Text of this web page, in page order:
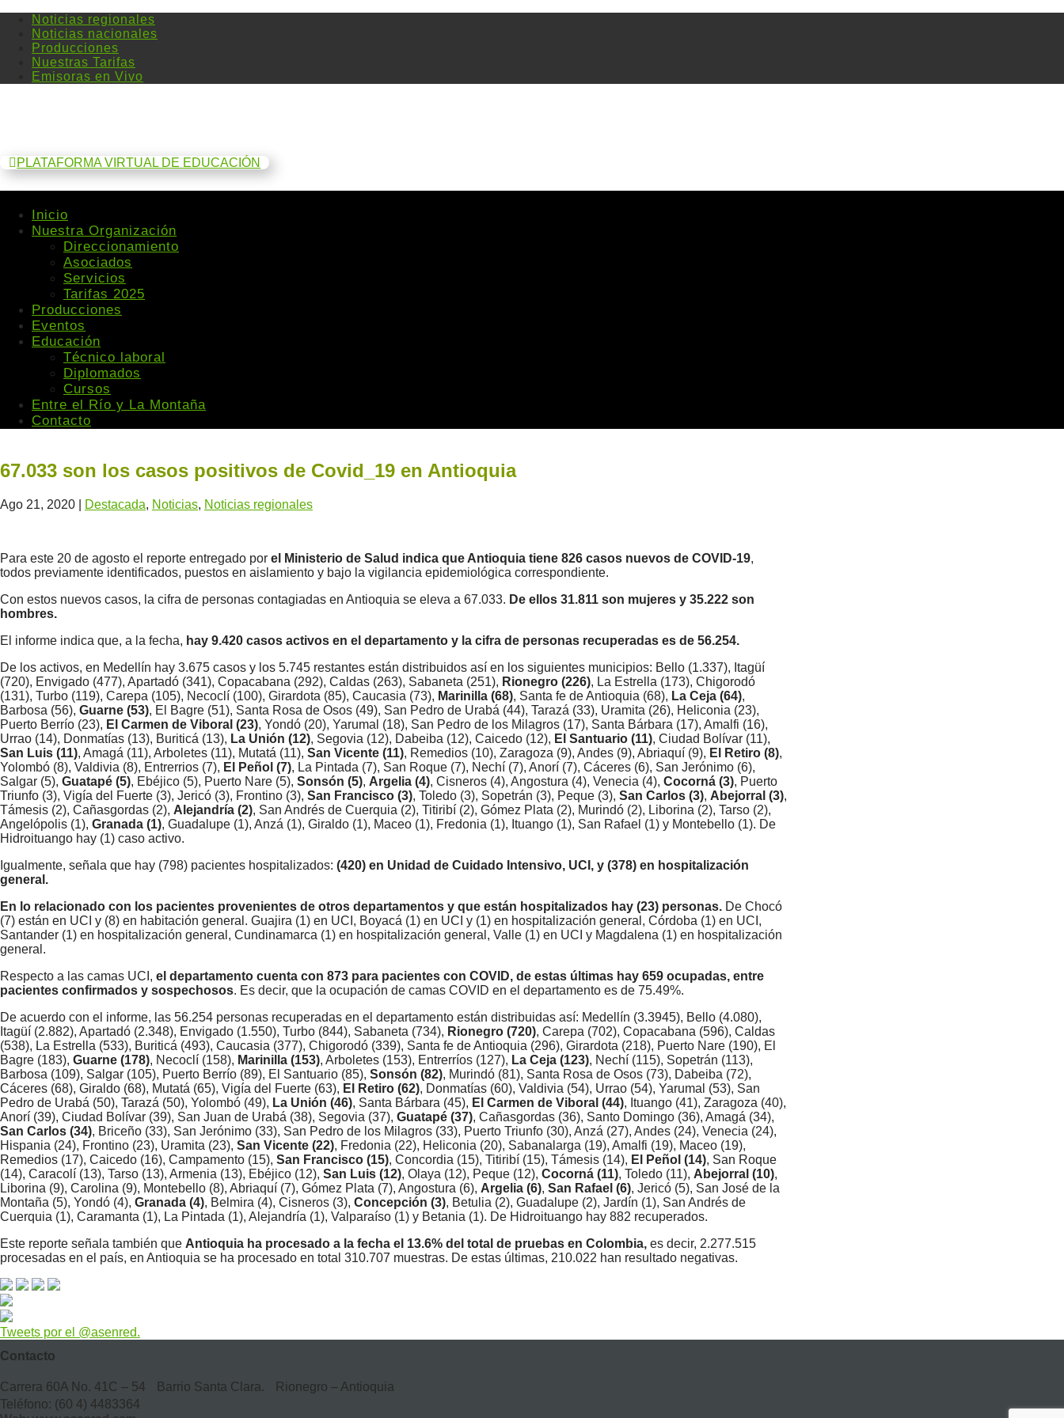
Noticias regionales
Noticias nacionales
Producciones
Nuestras Tarifas
Emisoras en Vivo
PLATAFORMA VIRTUAL DE EDUCACIÓN
Inicio
Nuestra Organización
Direccionamiento
Asociados
Servicios
Tarifas 2025
Producciones
Eventos
Educación
Técnico laboral
Diplomados
Cursos
Entre el Río y La Montaña
Contacto
67.033 son los casos positivos de Covid_19 en Antioquia
Ago 21, 2020 Destacada, Noticias, Noticias regionales
Para este 20 de agosto el reporte entregado por el Ministerio de Salud indica que Antioquia tiene 826 casos nuevos de COVID-19,
todos previamente identificados, puestos en aislamiento y bajo la vigilancia epidemiológica correspondiente.
Con estos nuevos casos, la cifra de personas contagiadas en Antioquia se eleva a 67.033. De ellos 31.811 son mujeres y 35.222 son
hombres.
El informe indica que, a la fecha, hay 9.420 casos activos en el departamento y la cifra de personas recuperadas es de 56.254.
De los activos, en Medellín hay 3.675 casos y los 5.745 restantes están distribuidos así en los siguientes municipios: Bello (1.337), Itagüí
(720), Envigado (477), Apartadó (341), Copacabana (292), Caldas (263), Sabaneta (251), Rionegro (226), La Estrella (173), Chigorodó
(131), Turbo (119), Carepa (105), Necoclí (100), Girardota (85), Caucasia (73), Marinilla (68), Santa fe de Antioquia (68), La Ceja (64),
Barbosa (56), Guarne (53), El Bagre (51), Santa Rosa de Osos (49), San Pedro de Urabá (44), Tarazá (33), Uramita (26), Heliconia (23),
Puerto Berrío (23), El Carmen de Viboral (23), Yondó (20), Yarumal (18), San Pedro de los Milagros (17), Santa Bárbara (17), Amalfi (16),
Urrao (14), Donmatías (13), Buriticá (13), La Unión (12), Segovia (12), Dabeiba (12), Caicedo (12), El Santuario (11), Ciudad Bolívar (11),
San Luis (11), Amagá (11), Arboletes (11), Mutatá (11), San Vicente (11), Remedios (10), Zaragoza (9), Andes (9), Abriaquí (9), El Retiro (8),
Yolombó (8), Valdivia (8), Entrerrios (7), El Peñol (7), La Pintada (7), San Roque (7), Nechí (7), Anorí (7), Cáceres (6), San Jerónimo (6),
Salgar (5), Guatapé (5), Ebéjico (5), Puerto Nare (5), Sonsón (5), Argelia (4), Cisneros (4), Angostura (4), Venecia (4), Cocorná (3), Puerto
Triunfo (3), Vigía del Fuerte (3), Jericó (3), Frontino (3), San Francisco (3), Toledo (3), Sopetrán (3), Peque (3), San Carlos (3), Abejorral (3),
Támesis (2), Cañasgordas (2), Alejandría (2), San Andrés de Cuerquia (2), Titiribí (2), Gómez Plata (2), Murindó (2), Liborina (2), Tarso (2),
Angelópolis (1), Granada (1), Guadalupe (1), Anzá (1), Giraldo (1), Maceo (1), Fredonia (1), Ituango (1), San Rafael (1) y Montebello (1). De
Hidroituango hay (1) caso activo.
Igualmente, señala que hay (798) pacientes hospitalizados: (420) en Unidad de Cuidado Intensivo, UCI, y (378) en hospitalización
general.
En lo relacionado con los pacientes provenientes de otros departamentos y que están hospitalizados hay (23) personas. De Chocó
(7) están en UCI y (8) en habitación general. Guajira (1) en UCI, Boyacá (1) en UCI y (1) en hospitalización general, Córdoba (1) en UCI,
Santander (1) en hospitalización general, Cundinamarca (1) en hospitalización general, Valle (1) en UCI y Magdalena (1) en hospitalización
general.
Respecto a las camas UCI, el departamento cuenta con 873 para pacientes con COVID, de estas últimas hay 659 ocupadas, entre
pacientes confirmados y sospechosos. Es decir, que la ocupación de camas COVID en el departamento es de 75.49%.
De acuerdo con el informe, las 56.254 personas recuperadas en el departamento están distribuidas así: Medellín (3.3945), Bello (4.080),
Itagüí (2.882), Apartadó (2.348), Envigado (1.550), Turbo (844), Sabaneta (734), Rionegro (720), Carepa (702), Copacabana (596), Caldas
(538), La Estrella (533), Buriticá (493), Caucasia (377), Chigorodó (339), Santa fe de Antioquia (296), Girardota (218), Puerto Nare (190), El
Bagre (183), Guarne (178), Necoclí (158), Marinilla (153), Arboletes (153), Entrerríos (127), La Ceja (123), Nechí (115), Sopetrán (113),
Barbosa (109), Salgar (105), Puerto Berrío (89), El Santuario (85), Sonsón (82), Murindó (81), Santa Rosa de Osos (73), Dabeiba (72),
Cáceres (68), Giraldo (68), Mutatá (65), Vigía del Fuerte (63), El Retiro (62), Donmatías (60), Valdivia (54), Urrao (54), Yarumal (53), San
Pedro de Urabá (50), Tarazá (50), Yolombó (49), La Unión (46), Santa Bárbara (45), El Carmen de Viboral (44), Ituango (41), Zaragoza (40),
Anorí (39), Ciudad Bolívar (39), San Juan de Urabá (38), Segovia (37), Guatapé (37), Cañasgordas (36), Santo Domingo (36), Amagá (34),
San Carlos (34), Briceño (33), San Jerónimo (33), San Pedro de los Milagros (33), Puerto Triunfo (30), Anzá (27), Andes (24), Venecia (24),
Hispania (24), Frontino (23), Uramita (23), San Vicente (22), Fredonia (22), Heliconia (20), Sabanalarga (19), Amalfi (19), Maceo (19),
Remedios (17), Caicedo (16), Campamento (15), San Francisco (15), Concordia (15), Titiribí (15), Támesis (14), El Peñol (14), San Roque
(14), Caracolí (13), Tarso (13), Armenia (13), Ebéjico (12), San Luis (12), Olaya (12), Peque (12), Cocorná (11), Toledo (11), Abejorral (10),
Liborina (9), Carolina (9), Montebello (8), Abriaquí (7), Gómez Plata (7), Angostura (6), Argelia (6), San Rafael (6), Jericó (5), San José de la
Montaña (5), Yondó (4), Granada (4), Belmira (4), Cisneros (3), Concepción (3), Betulia (2), Guadalupe (2), Jardín (1), San Andrés de
Cuerquia (1), Caramanta (1), La Pintada (1), Alejandría (1), Valparaíso (1) y Betania (1). De Hidroituango hay 882 recuperados.
Este reporte señala también que Antioquia ha procesado a la fecha el 13.6% del total de pruebas en Colombia, es decir, 2.277.515
procesadas en el país, en Antioquia se ha procesado en total 310.707 muestras. De estas últimas, 210.022 han resultado negativas.
Tweets por el @asenred.
Contacto
Carrera 60A No. 41C – 54 Barrio Santa Clara. Rionegro – Antioquia
Teléfono: (60 4) 4483364